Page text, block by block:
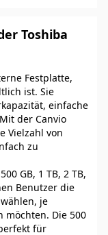
Toshiba
Festplatte,
ist. Sie
einfache
der Canvio
Vielzahl von
zu
GB, 1 TB, 2 TB,
Benutzer die
je
möchten. Die 500
für